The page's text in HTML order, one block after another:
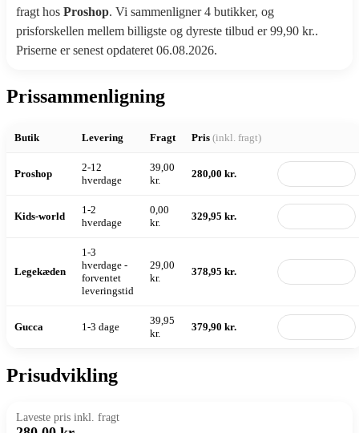
fragt hos Proshop. Vi sammenligner 4 butikker, og
prisforskellen mellem billigste og dyreste tilbud er 99,90 kr..
Priserne er senest opdateret 06.08.2026.
Prissammenligning
Butik Levering Fragt Pris (inkl. fragt)
Proshop
2-12
hverdage
39,00
kr.
280,00 kr.
Kids-world
1-2
hverdage
0,00
kr.
329,95 kr.
Legekæden
1-3
hverdage -
forventet
leveringstid
29,00
kr.
378,95 kr.
Gucca 1-3 dage
39,95
kr.
379,90 kr.
Prisudvikling
Laveste pris inkl. fragt